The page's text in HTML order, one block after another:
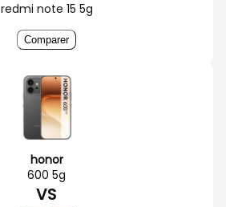
redmi note 15 5g
Comparer
honor
600 5g
VS